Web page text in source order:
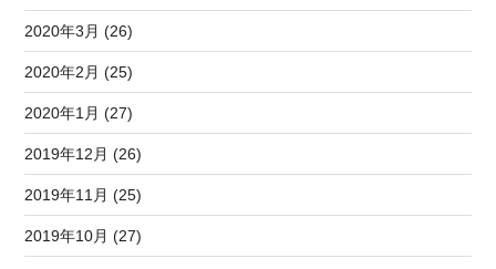
2020年3月 (26)
2020年2月 (25)
2020年1月 (27)
2019年12月 (26)
2019年11月 (25)
2019年10月 (27)